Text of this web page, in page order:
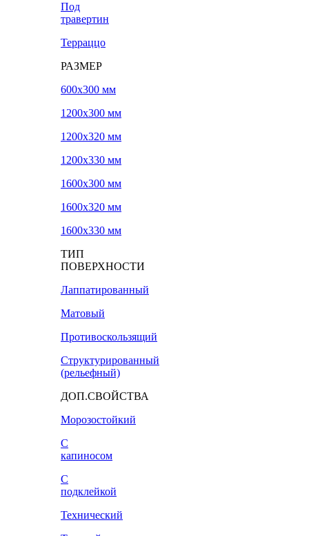
Под
травертин
Терраццо
РАЗМЕР
600х300 мм
1200х300 мм
1200х320 мм
1200х330 мм
1600х300 мм
1600х320 мм
1600х330 мм
ТИП
ПОВЕРХНОСТИ
Лаппатированный
Матовый
Противоскользящий
Структурированный
(рельефный)
ДОП.СВОЙСТВА
Морозостойкий
С
капиносом
С
подклейкой
Технический